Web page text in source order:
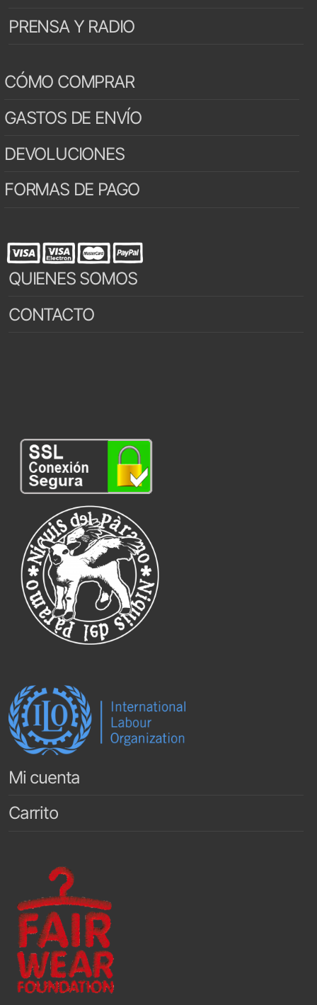
PRENSA Y RADIO
CÓMO COMPRAR
GASTOS DE ENVÍO
DEVOLUCIONES
FORMAS DE PAGO
QUIENES SOMOS
CONTACTO
Mi cuenta
Carrito